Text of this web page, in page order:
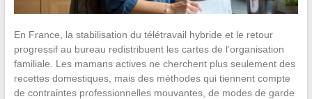
En France, la stabilisation du télétravail hybride et le retour
progressif au bureau redistribuent les cartes de l’organisation
familiale. Les mamans actives ne cherchent plus seulement des
recettes domestiques, mais des méthodes qui tiennent compte
de contraintes professionnelles mouvantes, de modes de garde